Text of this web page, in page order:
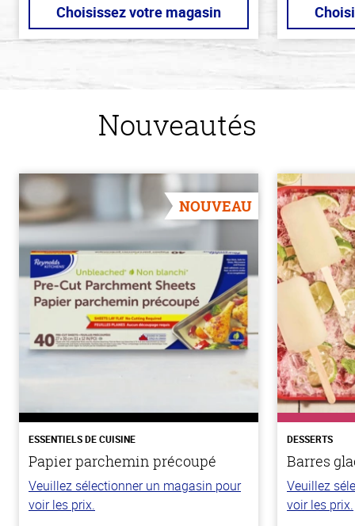
Choisissez votre magasin
Nouveautés
NOUVEAU
ESSENTIELS DE CUISINE
Papier parchemin précoupé
Veuillez sélectionner un magasin pour
voir les prix.
DESSERTS
Barres
Veuillez
voir les prix.